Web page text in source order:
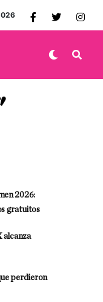
2026:
gratuitos
alcanza
perdieron